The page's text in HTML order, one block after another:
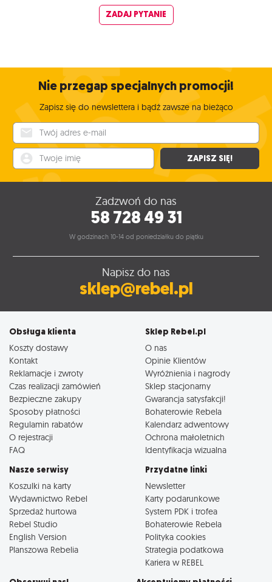
ZADAJ PYTANIE
Nie przegap specjalnych promocji!
Zapisz się do newslettera i bądź zawsze na bieżąco
ZAPISZ SIĘ!
Zadzwoń do nas
58 728 49 31
W godzinach 10-14 od poniedziałku do piątku
Napisz do nas
sklep@rebel.pl
Obsługa klienta
Koszty dostawy
Kontakt
Reklamacje i zwroty
Czas realizacji zamówień
Bezpieczne zakupy
Sposoby płatności
Regulamin rabatów
O rejestracji
FAQ
Sklep Rebel.pl
O nas
Opinie Klientów
Wyróżnienia i nagrody
Sklep stacjonarny
Gwarancja satysfakcji!
Bohaterowie Rebela
Kalendarz adwentowy
Ochrona małoletnich
Identyfikacja wizualna
Nasze serwisy
Koszulki na karty
Wydawnictwo Rebel
Sprzedaż hurtowa
Rebel Studio
English Version
Planszowa Rebelia
Przydatne linki
Newsletter
Karty podarunkowe
System PDK i trofea
Bohaterowie Rebela
Polityka cookies
Strategia podatkowa
Kariera w REBEL